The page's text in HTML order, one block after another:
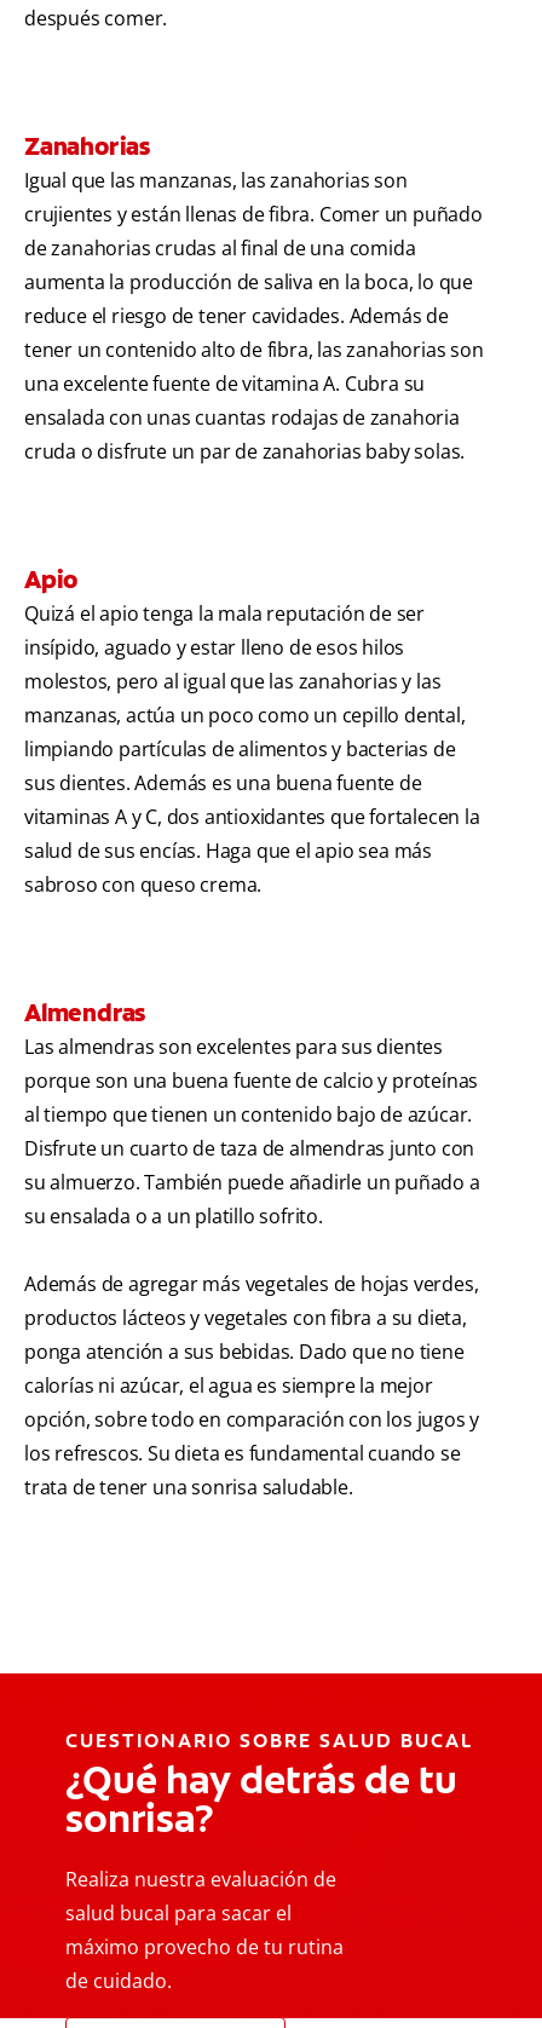
después comer.
Zanahorias
Igual que las manzanas, las zanahorias son
crujientes y están llenas de fibra. Comer un puñado
de zanahorias crudas al final de una comida
aumenta la producción de saliva en la boca, lo que
reduce el riesgo de tener cavidades. Además de
tener un contenido alto de fibra, las zanahorias son
una excelente fuente de vitamina A. Cubra su
ensalada con unas cuantas rodajas de zanahoria
cruda o disfrute un par de zanahorias baby solas.
Apio
Quizá el apio tenga la mala reputación de ser
insípido, aguado y estar lleno de esos hilos
molestos, pero al igual que las zanahorias y las
manzanas, actúa un poco como un cepillo dental,
limpiando partículas de alimentos y bacterias de
sus dientes. Además es una buena fuente de
vitaminas A y C, dos antioxidantes que fortalecen la
salud de sus encías. Haga que el apio sea más
sabroso con queso crema.
Almendras
Las almendras son excelentes para sus dientes
porque son una buena fuente de calcio y proteínas
al tiempo que tienen un contenido bajo de azúcar.
Disfrute un cuarto de taza de almendras junto con
su almuerzo. También puede añadirle un puñado a
su ensalada o a un platillo sofrito.
Además de agregar más vegetales de hojas verdes,
productos lácteos y vegetales con fibra a su dieta,
ponga atención a sus bebidas. Dado que no tiene
calorías ni azúcar, el agua es siempre la mejor
opción, sobre todo en comparación con los jugos y
los refrescos. Su dieta es fundamental cuando se
trata de tener una sonrisa saludable.
CUESTIONARIO SOBRE SALUD BUCAL
¿Qué hay detrás de tu
sonrisa?
Realiza nuestra evaluación de
salud bucal para sacar el
máximo provecho de tu rutina
de cuidado.